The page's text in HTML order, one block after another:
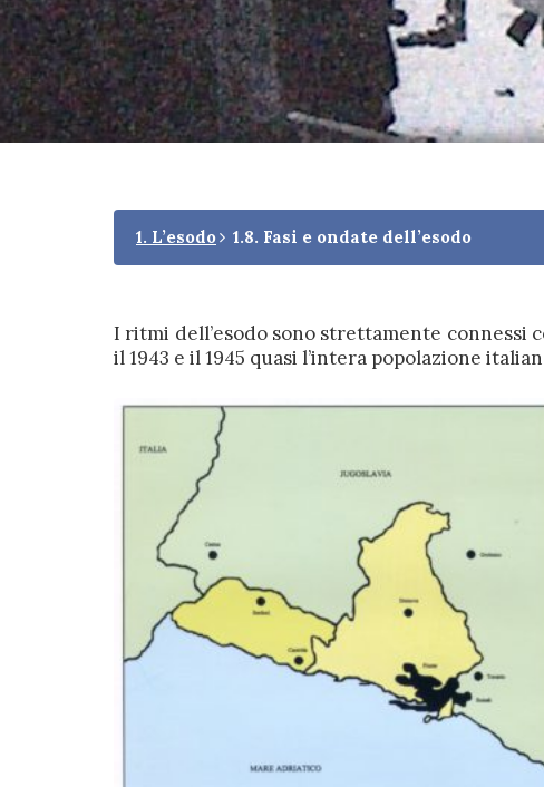
1. L’esodo 1.8. Fasi e ondate dell’esodo
I ritmi dell’esodo sono strettamente connessi
il 1943 e il 1945 quasi l’intera popolazione